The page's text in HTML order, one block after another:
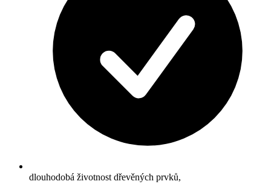
dlouhodobá životnost dřevěných prvků,